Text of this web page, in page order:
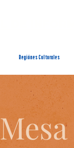
Regiónes Culturales